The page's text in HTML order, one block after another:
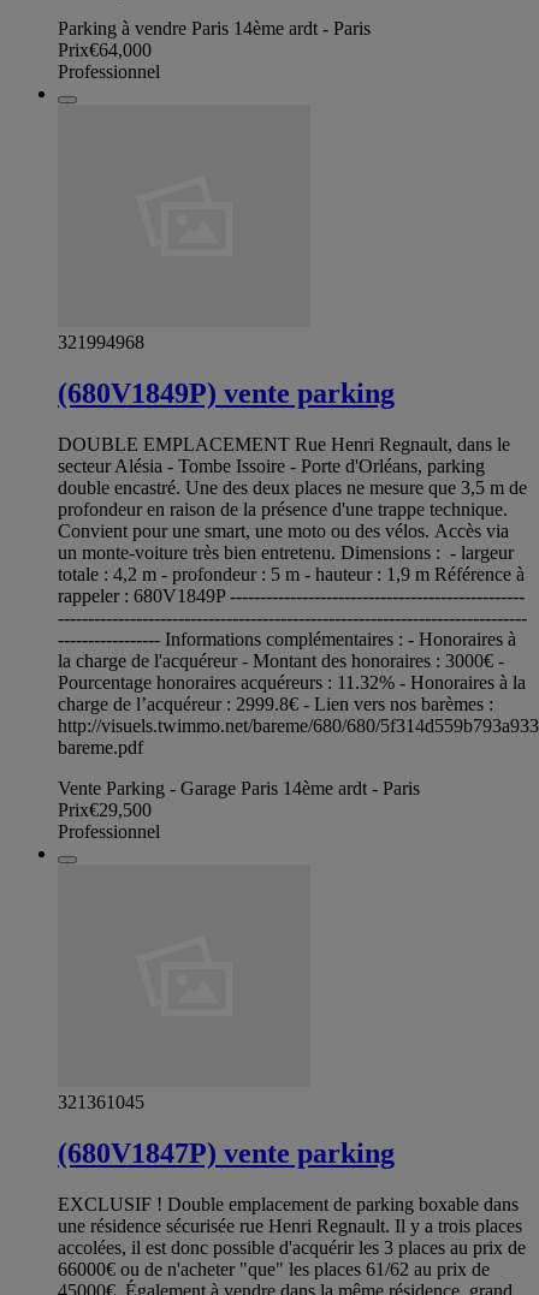
Parking à vendre Paris 14ème ardt - Paris
Prix€64,000
Professionnel
321994968
(680V1849P) vente parking
DOUBLE EMPLACEMENT Rue Henri Regnault, dans le
secteur Alésia - Tombe Issoire - Porte d'Orléans, parking
double encastré. Une des deux places ne mesure que 3,5 m de
profondeur en raison de la présence d'une trappe technique.
Convient pour une smart, une moto ou des vélos. Accès via
un monte-voiture très bien entretenu. Dimensions : - largeur
totale : 4,2 m - profondeur : 5 m - hauteur : 1,9 m Référence à
rappeler : 680V1849P -------------------------------------------------
------------------------------------------------------------------------------
----------------- Informations complémentaires : - Honoraires à
la charge de l'acquéreur - Montant des honoraires : 3000€ -
Pourcentage honoraires acquéreurs : 11.32% - Honoraires à la
charge de l’acquéreur : 2999.8€ - Lien vers nos barèmes :
http://visuels.twimmo.net/bareme/680/680/
bareme.pdf
Vente Parking - Garage Paris 14ème ardt - Paris
Prix€29,500
Professionnel
321361045
(680V1847P) vente parking
EXCLUSIF ! Double emplacement de parking boxable dans
une résidence sécurisée rue Henri Regnault. Il y a trois places
accolées, il est donc possible d'acquérir les 3 places au prix de
66000€ ou de n'acheter "que" les places 61/62 au prix de
45000€. Également à vendre dans la même résidence, grand